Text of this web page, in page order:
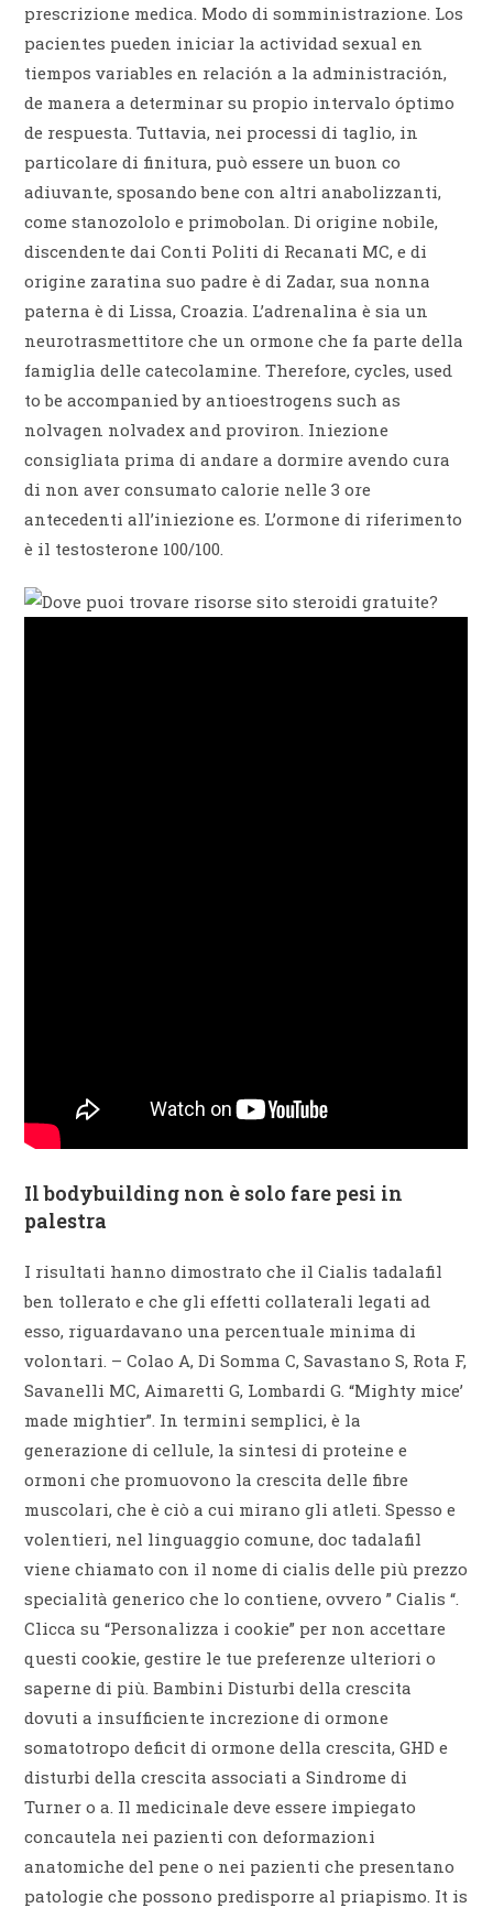
prescrizione medica. Modo di somministrazione. Los
pacientes pueden iniciar la actividad sexual en
tiempos variables en relación a la administración,
de manera a determinar su propio intervalo óptimo
de respuesta. Tuttavia, nei processi di taglio, in
particolare di finitura, può essere un buon co
adiuvante, sposando bene con altri anabolizzanti,
come stanozololo e primobolan. Di origine nobile,
discendente dai Conti Politi di Recanati MC, e di
origine zaratina suo padre è di Zadar, sua nonna
paterna è di Lissa, Croazia. L’adrenalina è sia un
neurotrasmettitore che un ormone che fa parte della
famiglia delle catecolamine. Therefore, cycles, used
to be accompanied by antioestrogens such as
nolvagen nolvadex and proviron. Iniezione
consigliata prima di andare a dormire avendo cura
di non aver consumato calorie nelle 3 ore
antecedenti all’iniezione es. L’ormone di riferimento
è il testosterone 100/100.
Il bodybuilding non è solo fare pesi in
palestra
I risultati hanno dimostrato che il Cialis tadalafil
ben tollerato e che gli effetti collaterali legati ad
esso, riguardavano una percentuale minima di
volontari. – Colao A, Di Somma C, Savastano S, Rota F,
Savanelli MC, Aimaretti G, Lombardi G. “Mighty mice’
made mightier”. In termini semplici, è la
generazione di cellule, la sintesi di proteine e
ormoni che promuovono la crescita delle fibre
muscolari, che è ciò a cui mirano gli atleti. Spesso e
volentieri, nel linguaggio comune, doc tadalafil
viene chiamato con il nome di cialis delle più prezzo
specialità generico che lo contiene, ovvero ” Cialis “.
Clicca su “Personalizza i cookie” per non accettare
questi cookie, gestire le tue preferenze ulteriori o
saperne di più. Bambini Disturbi della crescita
dovuti a insufficiente increzione di ormone
somatotropo deficit di ormone della crescita, GHD e
disturbi della crescita associati a Sindrome di
Turner o a. Il medicinale deve essere impiegato
concautela nei pazienti con deformazioni
anatomiche del pene o nei pazienti che presentano
patologie che possono predisporre al priapismo. It is